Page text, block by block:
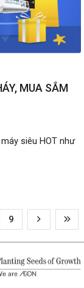
MUA SẮM
siêu HOT như
9